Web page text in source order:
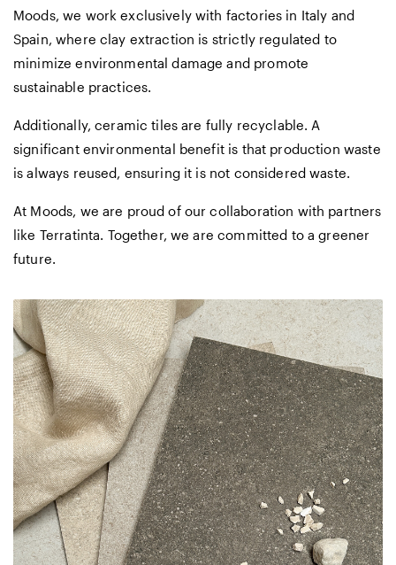
Moods, we work exclusively with factories in Italy and
Spain, where clay extraction is strictly regulated to
minimize environmental damage and promote
sustainable practices.
Additionally, ceramic tiles are fully recyclable. A
significant environmental benefit is that production waste
is always reused, ensuring it is not considered waste.
At Moods, we are proud of our collaboration with partners
like Terratinta. Together, we are committed to a greener
future.